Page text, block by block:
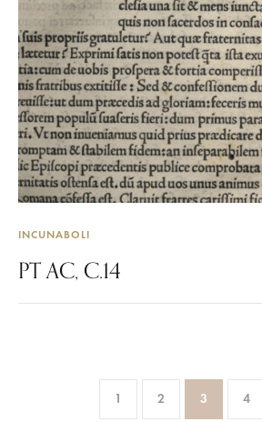
INCUNABOLI
PT AC, C.14
1 2 3 4